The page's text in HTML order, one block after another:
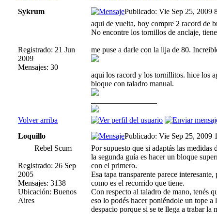
Sykrum
Publicado: Vie Sep 25, 2009
Registrado: 21 Jun
2009
Mensajes: 30
aqui de vuelta, hoy compre 2 racord de
No encontre los tornillos de anclaje,
me puse a darle con la lija de 80.
aqui los racord y los tornillitos. hice los
bloque con taladro manual.
Volver arriba
Loquillo
Publicado: Vie Sep 25, 2009
Rebel Scum
Registrado: 26 Sep
2005
Mensajes: 3138
Ubicación: Buenos
Aires
Por supuesto que si adaptás las
la segunda guía es hacer un bloque
con el primero.
Esa tapa transparente parece
como es el recorrido que tiene.
Con respecto al taladro de mano, tenés
eso lo podés hacer poniéndole un tope
despacio porque si se te llega a trabar la